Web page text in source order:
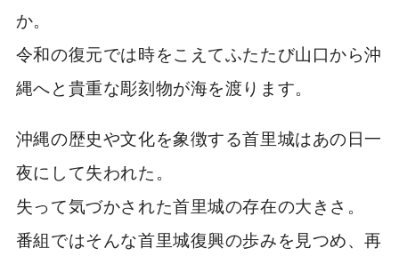
か。
令和の復元では時をこえてふたたび山口から沖
縄へと貴重な彫刻物が海を渡ります。
沖縄の歴史や文化を象徴する首里城はあの日一
夜にして失われた。
失って気づかされた首里城の存在の大きさ。
番組ではそんな首里城復興の歩みを見つめ、再